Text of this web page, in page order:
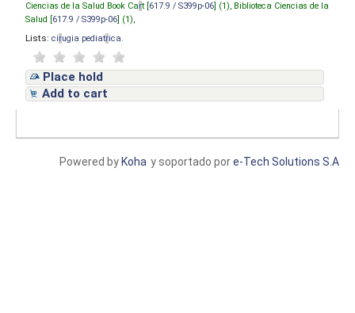
Ciencias de la Salud Book Cart [ 617.9 / S399p-06 ] (1), Biblioteca Ciencias de la
Salud [ 617.9 / S399p-06 ] (1),
Lists: cirugia pediatrica
Place hold
Add to cart
y soportado pore-Tech Solutions S.A
Powered by Koha